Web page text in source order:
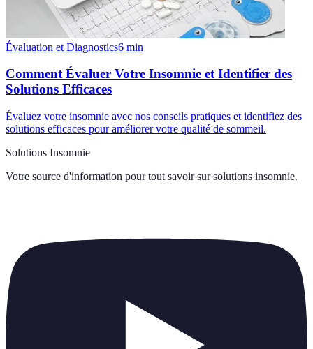
Évaluation et Diagnostics6 min
Comment Évaluer Votre Insomnie et Identifier des
Solutions Efficaces
Évaluez votre insomnie avec nos conseils pratiques et identifiez des
solutions efficaces pour améliorer votre qualité de sommeil.
Solutions Insomnie
Votre source d'information pour tout savoir sur solutions insomnie.